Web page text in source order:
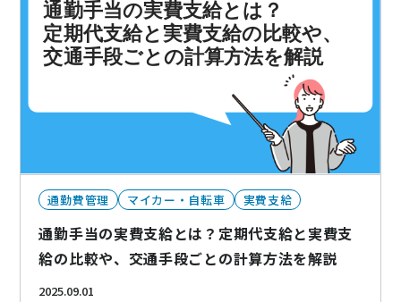
お役立ちコラム
お役立ち資料
ニュース
お問い合わせ 料金・概要資料をDL
通勤費管理 マイカー・自転車 実費支給
通勤手当の実費支給とは？定期代支給と実費支
給の比較や、交通手段ごとの計算方法を解説
2025.09.01